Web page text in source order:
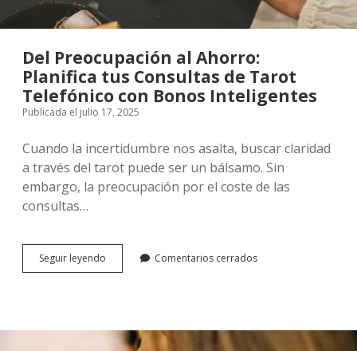
Del Preocupación al Ahorro:
Planifica tus Consultas de Tarot
Telefónico con Bonos Inteligentes
Publicada el julio 17, 2025
Cuando la incertidumbre nos asalta, buscar claridad
a través del tarot puede ser un bálsamo. Sin
embargo, la preocupación por el coste de las
consultas…
Seguir leyendo
Preocupación
tus
Consultas
Comentarios cerrados